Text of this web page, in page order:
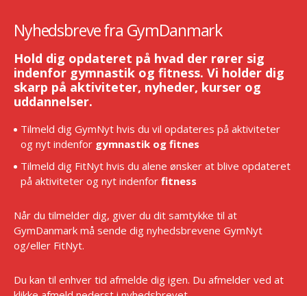
Nyhedsbreve fra GymDanmark
Hold dig opdateret på hvad der rører sig
indenfor gymnastik og fitness. Vi holder dig
skarp på aktiviteter, nyheder, kurser og
uddannelser.
Tilmeld dig GymNyt hvis du vil opdateres på aktiviteter
og nyt indenfor gymnastik og fitnes
Tilmeld dig FitNyt hvis du alene ønsker at blive opdateret
på aktiviteter og nyt indenfor fitness
Når du tilmelder dig, giver du dit samtykke til at
GymDanmark må sende dig nyhedsbrevene GymNyt
og/eller FitNyt.
Du kan til enhver tid afmelde dig igen. Du afmelder ved at